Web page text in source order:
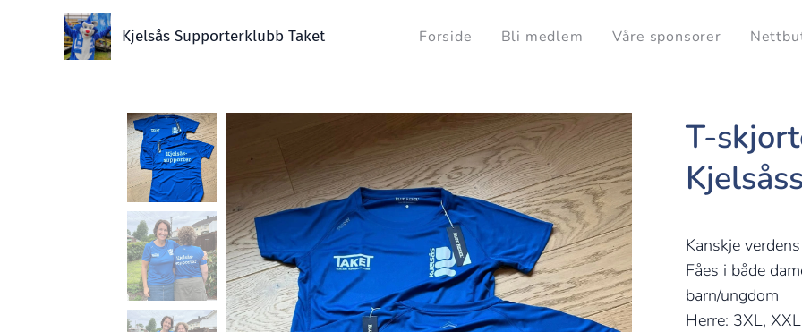
Kjelsås Supporterklubb Taket Forside Bli medlem Våre sponsorer
T-
Kanskje
Fåes i både
barn/ungdom
Herre: 3XL,